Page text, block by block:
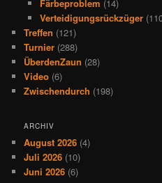
Färbeproblem (14)
Verteidigungsrückzüger
Treffen (121)
Turnier (288)
ÜberdenZaun (28)
Video (6)
Zwischendurch (198)
ARCHIV
August 2026 (4)
Juli 2026 (10)
Juni 2026 (6)